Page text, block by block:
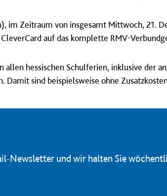
im Zeitraum von insgesamt Mittwoch, 21.
auf das komplette RMV-
hessischen Schulferien, inklusive der
sind beispielsweise ohne
Newsletter und wir halten Sie